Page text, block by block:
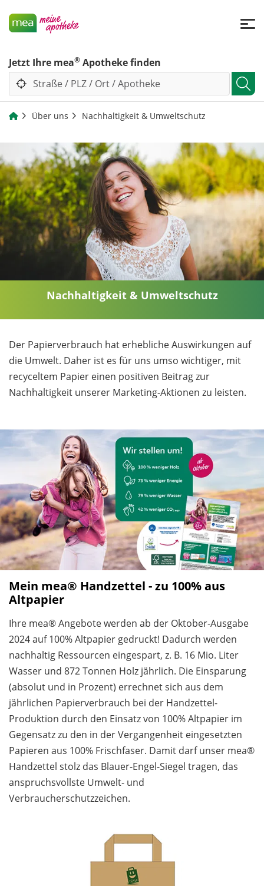
Jetzt Ihre mea® Apotheke finden
Über uns Nachhaltigkeit & Umweltschutz
Nachhaltigkeit & Umweltschutz
Der Papierverbrauch hat erhebliche Auswirkungen auf
die Umwelt. Daher ist es für uns umso wichtiger, mit
recyceltem Papier einen positiven Beitrag zur
Nachhaltigkeit unserer Marketing-Aktionen zu leisten.
Mein mea® Handzettel - zu 100% aus
Altpapier
Ihre mea® Angebote werden ab der Oktober-Ausgabe
2024 auf 100% Altpapier gedruckt! Dadurch werden
nachhaltig Ressourcen eingespart, z. B. 16 Mio. Liter
Wasser und 872 Tonnen Holz jährlich. Die Einsparung
(absolut und in Prozent) errechnet sich aus dem
jährlichen Papierverbrauch bei der Handzettel-
Produktion durch den Einsatz von 100% Altpapier im
Gegensatz zu den in der Vergangenheit eingesetzten
Papieren aus 100% Frischfaser. Damit darf unser mea®
Handzettel stolz das Blauer-Engel-Siegel tragen, das
anspruchsvollste Umwelt- und
Verbraucherschutzzeichen.